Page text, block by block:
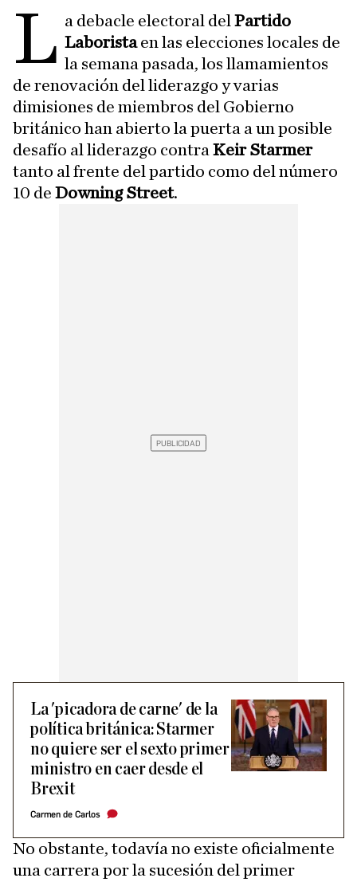
L a debacle electoral delPartido
Laboristaen las elecciones locales de
la semana pasada, los llamamientos
de renovación del liderazgo y varias
dimisiones de miembros del Gobierno
británico han abierto la puerta a un posible
desafío al liderazgo contra Keir Starmer
tanto al frente del partido como del número
10 de Downing Street.
La 'picadora de carne' de la
política británica: Starmer
no quiere ser el sexto primer
ministro en caer desde el
Brexit
Carmen de Carlos
No obstante, todavía no existe oficialmente
una carrera por la sucesión del primer